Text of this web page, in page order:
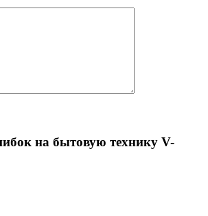
на бытовую технику V-